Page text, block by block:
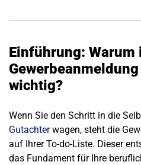
Einführung: Warum
wichtig?
Wenn Sie den Schritt in die
Gutachterwagen, steht die
auf Ihrer To-do-Liste. Dieser
das Fundament für Ihre